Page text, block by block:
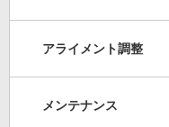
アライメント調整
メンテナンス